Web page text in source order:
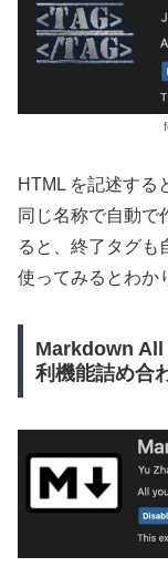
HTML を記述する
同じ名称で自動で
ると、終了タグも
使ってみるとわか
Markdown All
利機能詰め合